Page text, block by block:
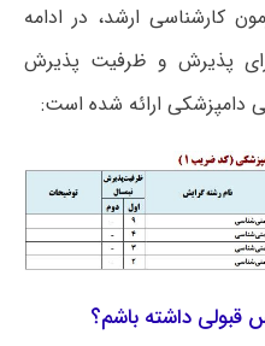
کارشناسی ارشد، در ادامه
پذیرش و ظرفیت پذیرش
دامپزشکی ارائه شده است:
قبولی داشته باشم؟